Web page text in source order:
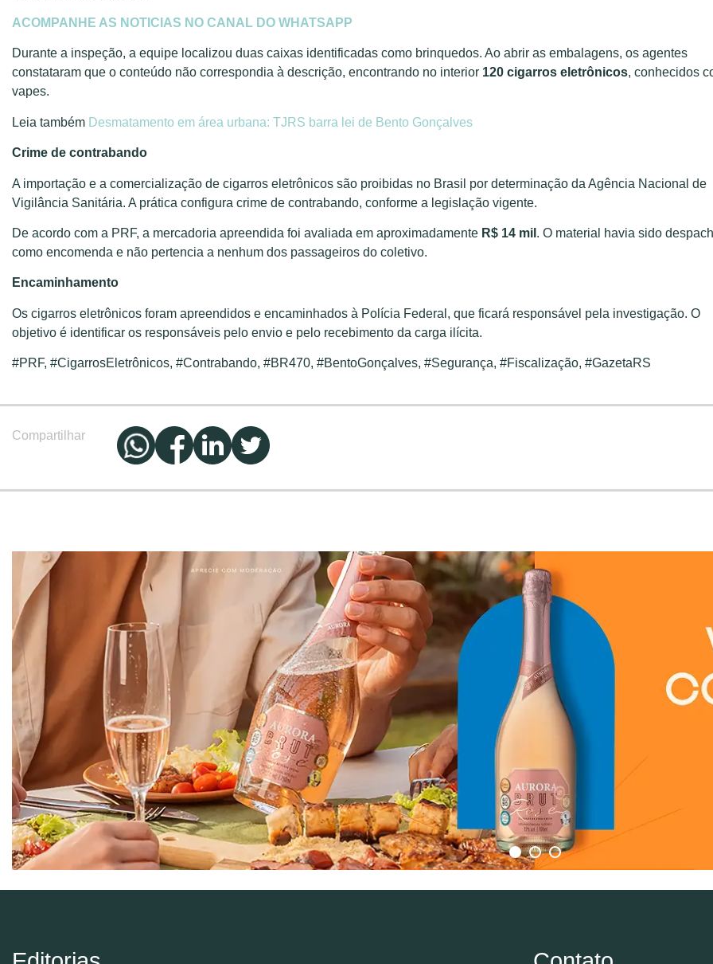
ACOMPANHE AS NOTICIAS NO CANAL DO WHATSAPP
Durante a inspeção, a equipe localizou duas caixas identificadas como brinquedos. Ao abrir as embalagens, os agentes
constataram que o conteúdo não correspondia à descrição, encontrando no interior 120 cigarros eletrônicos, conhecidos
vapes.
Leia também Desmatamento em área urbana: TJRS barra lei de Bento Gonçalves
Crime de contrabando
A importação e a comercialização de cigarros eletrônicos são proibidas no Brasil por determinação da Agência Nacional de
Vigilância Sanitária. A prática configura crime de contrabando, conforme a legislação vigente.
De acordo com a PRF, a mercadoria apreendida foi avaliada em aproximadamente R$ 14 mil . O material havia sido
como encomenda e não pertencia a nenhum dos passageiros do coletivo.
Encaminhamento
Os cigarros eletrônicos foram apreendidos e encaminhados à Polícia Federal, que ficará responsável pela investigação. O
objetivo é identificar os responsáveis pelo envio e pelo recebimento da carga ilícita.
#PRF, #CigarrosEletrônicos, #Contrabando, #BR470, #BentoGonçalves, #Segurança, #Fiscalização, #GazetaRS
Compartilhar